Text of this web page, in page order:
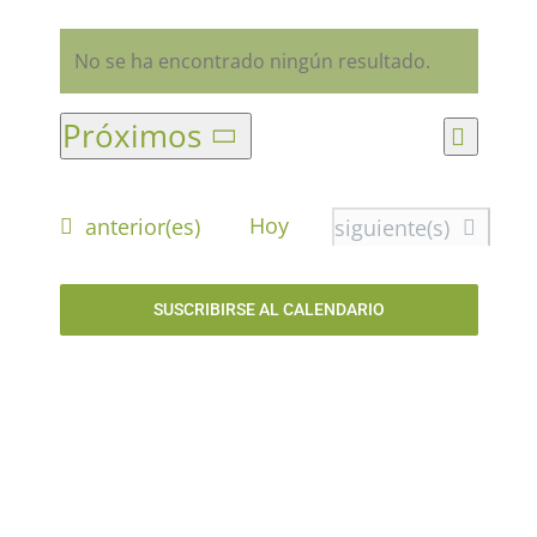
Eventos
Aviso
No se ha encontrado ningún resultado.
de
de
Lista
Próximos
Selecciona
fecha.
Eventos
anterior(es) Hoy Eventos
siguiente(s)
SUSCRIBIRSE AL CALENDARIO